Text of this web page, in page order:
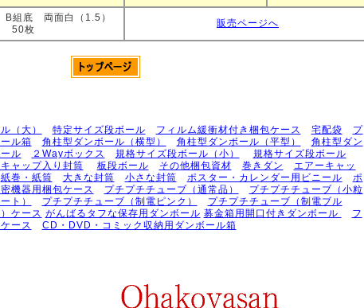
組底 両面白（1.5）
50枚
販売ページへ
（大） 特定サイズ段ボール フィルム緩衝材付き梱包ケース 宅配袋
プ
ル箱 角柱型ダンボール（横型） 角柱型ダンボール（平型）
角柱型ダン
ル ２Wayボックス 規格サイズ段ボール（小）
規格サイズ段ボール
ャップ入り封筒 板段ボール その他梱包資材 巻きダン
エアーキャッ
紙巻・紙筒 大きな封筒 小さな封筒 ポスター・カレンダー用ビニール
ポ
機器用梱包ケース プチプチチューブ（通常品）
プチプチチューブ（小粒
ト） プチプチチューブ（制電ピンク）
プチプチチューブ（制電ブル
ケース がんばるタフな保存用ダンボール 募金箱用開口付きダンボール
フ
ース
CD・DVD・コミック収納用ダンボール箱